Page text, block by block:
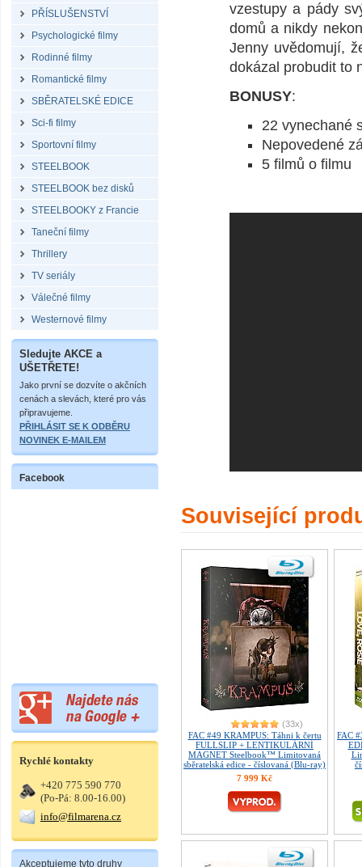
PŘÍSLUŠENSTVÍ
Psychologické filmy
Rodinné filmy
Romantické filmy
SBĚRATELSKÉ EDICE
Sci-fi filmy
Sportovní filmy
STEELBOOK
STEELBOOK bez disků
STEELBOOKY z Francie
Taneční filmy
Thrillery
TV seriály
Válečné filmy
Westernové filmy
Sledujte AKCE a
UŠETŘETE!
Jako první se dozvíte o akčních
cenách a slevách, které pro vás
připravujeme.
PŘIHLÁSIT SE K ODBĚRU
NOVINEK E-MAILEM
Facebook
Rychlé kontakty
+420 775 590 770
(Po-Pá: 8.00-16.00)
info@filmarena.cz
Akceptujeme tyto druhy
vzestupy a pády
domů a nikdy
Jenny uvědomují,
dokázal probudit to
BONUSY:
22 vynechané
Nepovedené
5 filmů o filmu
Související
(33x)
FAC #49 KRAMPUS: Táhni k čertu
FULLSLIP + LENTIKULÁRNÍ
MAGNET Steelbook™ Limitovaná
sběratelská edice - číslovaná (Blu-ray)
7 999 Kč
FAC